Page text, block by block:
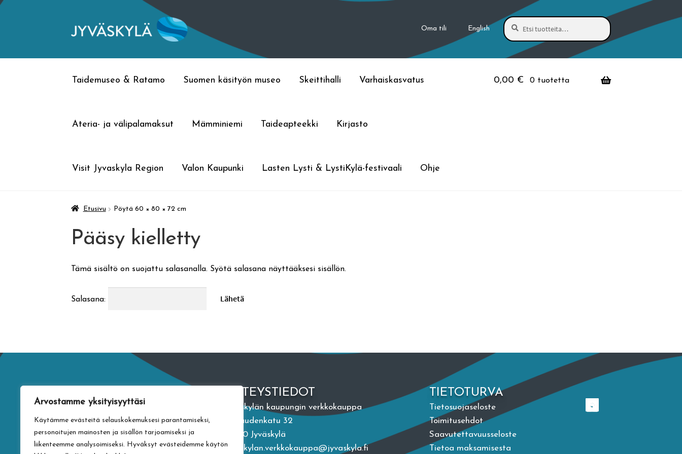
Arvostamme yksityisyyttäsi
Käytämme evästeitä selauskokemuksesi parantamiseksi,
personoitujen mainosten ja sisällön tarjoamiseksi ja
liikenteemme analysoimiseksi. Hyväksyt evästeidemme käytön
Siirry
Siirry
Oma tili English
Etsi:
Haku
Taidemuseo & Ratamo Suomen käsityön museo Skeittihalli Varhaiskasvatus
Ateria- ja välipalamaksut Mämminiemi Taideapteekki Kirjasto
Visit Jyvaskyla Region Valon Kaupunki Lasten Lysti & LystiKylä-festivaali Ohje
0,00 € 0 tuotetta
Etusivu Pöytä 60 × 80 × 72 cm
Pääsy kielletty
Tämä sisältö on suojattu salasanalla. Syötä salasana näyttääksesi sisällön.
Salasana:
YHTEYSTIEDOT
Jyväskylän kaupungin verkkokauppa
Vapaudenkatu 32
40100 Jyväskylä
jyvaskylan.verkkokauppa@jyvaskyla.fi
TIETOTURVA
Tietosuojaseloste
Toimitusehdot
Saavutettavuusseloste
Tietoa maksamisesta